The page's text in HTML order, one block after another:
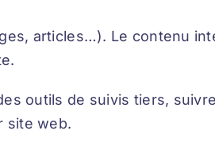
articles…). Le contenu
outils de suivis tiers,
site web.